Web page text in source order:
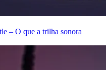
– O que a trilha sonora